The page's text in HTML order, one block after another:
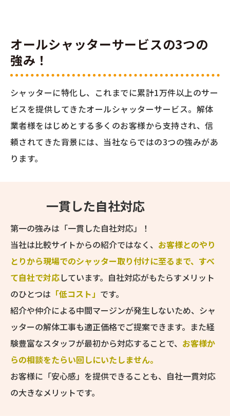
オールシャッターサービスの3つの
強み！
シャッターに特化し、これまでに累計1万件以上のサー
ビスを提供してきたオールシャッターサービス。 解体
業者様をはじめとする多くのお客様から支持され、信
頼されてきた背景には、当社ならではの3つの強みがあ
ります。
一貫した自社対応
第一の強みは「一貫した自社対応」！
当社は比較サイトからの紹介ではなく、 お客様とのやり
とりから現場でのシャッター取り付けに至るまで、すべ
て自社で対応しています。自社対応がもたらすメリット
のひとつは 「低コスト」 です。
紹介や仲介による中間マージンが発生しないため、シャ
ッターの解体工事も適正価格でご提案できます。また経
験豊富なスタッフが最初から対応することで、 お客様か
らの相談をたらい回しにいたしません。
お客様に「安心感」を提供できることも、自社一貫対応
の大きなメリットです。